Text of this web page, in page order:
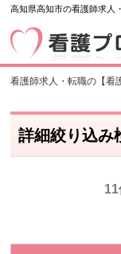
高知県高知市の看護師求
看護師求人・転職の【看
詳細絞り込み